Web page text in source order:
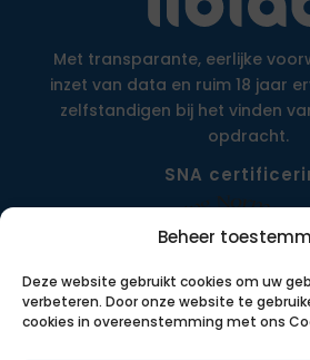
Beheer
Deze website gebruikt cookies om uw
verbeteren. Door onze website te
cookies in overeenstemming met ons
Met transparante, eerlijke
inzet van data en ruim 18 jaar
zelfstandigen bij het vinden
opdracht.
SNA